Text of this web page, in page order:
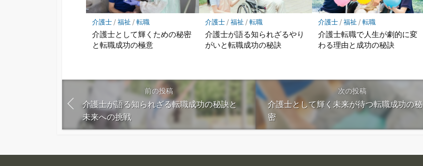
介護士/福祉/転職
介護士として輝くための秘密
と転職成功の極意
介護士/福祉/転職
介護士が語る知られざるやり
がいと転職成功の秘訣
介護士/福祉/転職
介護士転職で人生が劇的に変
わる理由と成功の秘訣
前の投稿
介護士が語る知られざる転職成功の秘訣と
未来への挑戦
次の投稿
介護士として輝く未来が待つ転職成功の秘
密